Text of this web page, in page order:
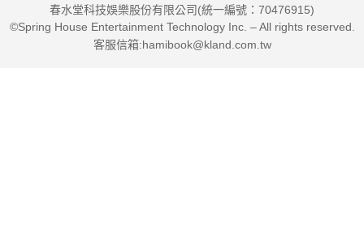
春水堂科技娛樂股份有限公司(統一編號：70476915)
©Spring House Entertainment Technology Inc. – All rights reserved.
客服信箱:hamibook@kland.com.tw